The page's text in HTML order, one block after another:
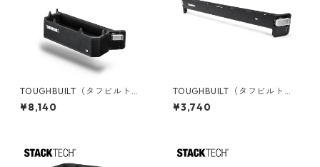
TOUGHBUILT（タフビルト）S
TACK TECH(スタックテック)
マルチロングツールホルダー T
¥8,140
TOUGHBUILT（タフビルト）S
TACK TECH(スタックテック)
フロントバー TB-B1-A-30W
¥3,740